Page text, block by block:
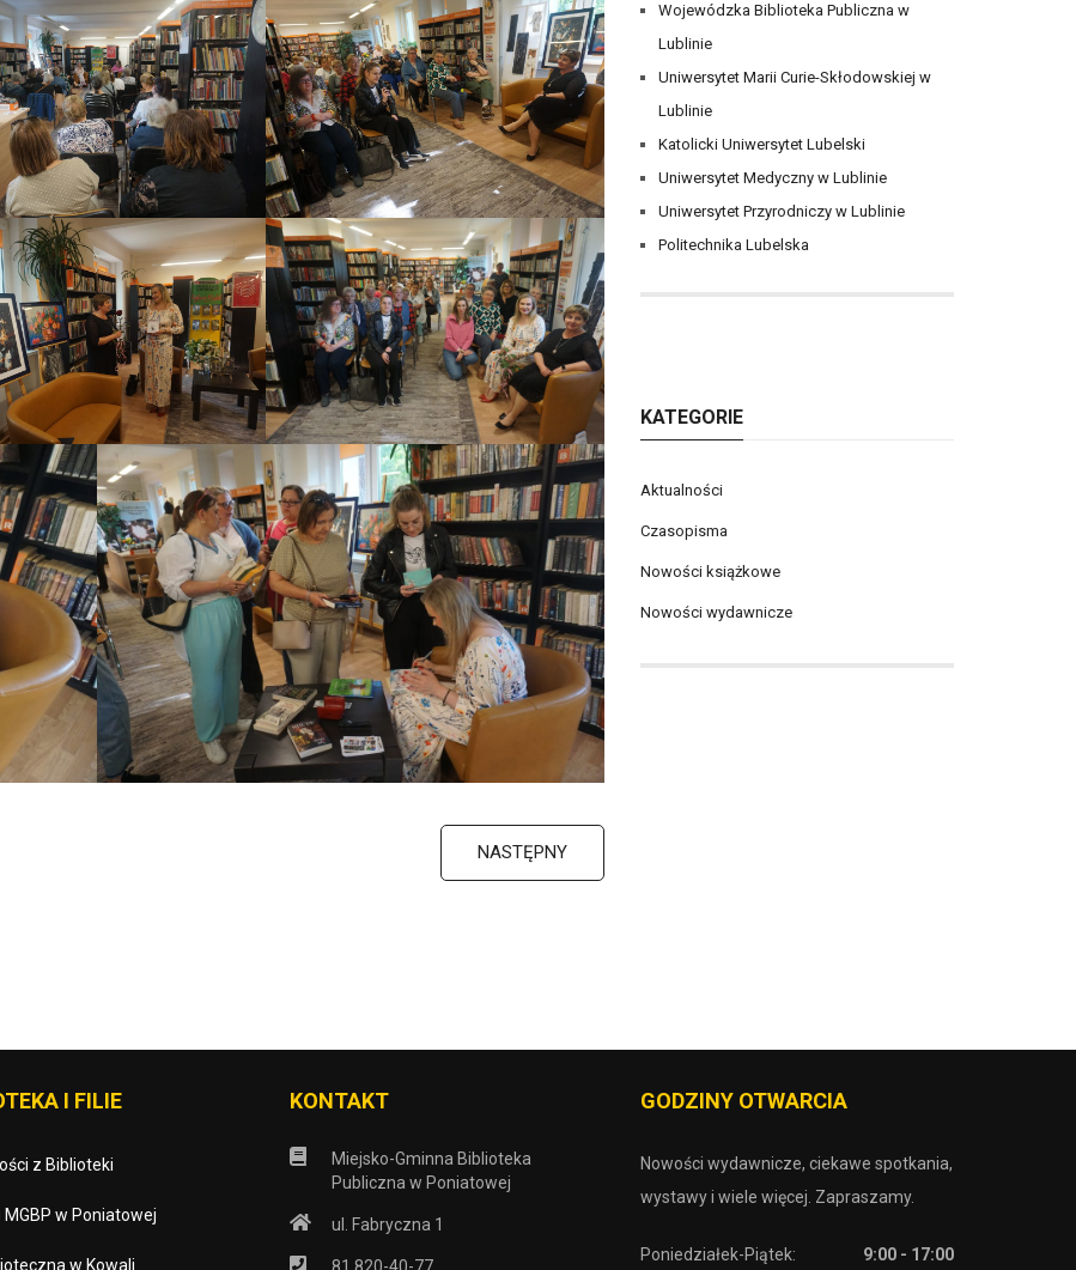
NASTĘPNY
Wojewódzka Biblioteka Publiczna w
Lublinie
Uniwersytet Marii Curie-Skłodowskiej w
Lublinie
Katolicki Uniwersytet Lubelski
Uniwersytet Medyczny w Lublinie
Uniwersytet Przyrodniczy w Lublinie
Politechnika Lubelska
KATEGORIE
Aktualności
Czasopisma
Nowości książkowe
Nowości wydawnicze
I FILIE
z Biblioteki
MGBP w Poniatowej
w Kowali
KONTAKT
Miejsko-Gminna Biblioteka
Publiczna w Poniatowej
ul. Fabryczna 1
81 820-40-77
GODZINY OTWARCIA
Nowości wydawnicze, ciekawe spotkania,
wystawy i wiele więcej. Zapraszamy.
Poniedziałek-Piątek: 9:00 - 17:00